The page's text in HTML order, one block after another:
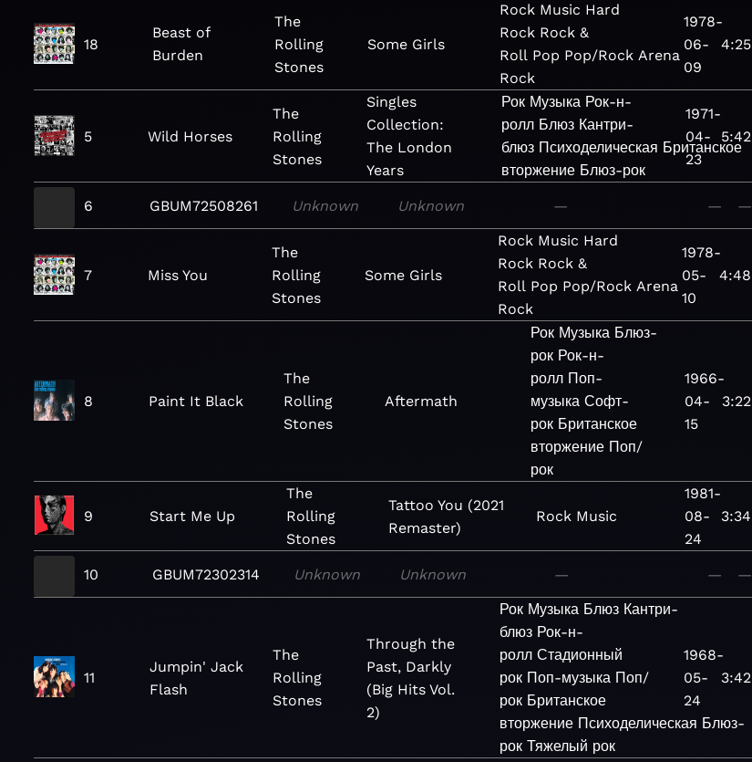
18
Beast of
Burden
The
Rolling
Stones
Some Girls
Rock Music Hard
Rock Rock &
Roll Pop Pop/Rock Arena
Rock
1978-
06-
09
4:25
5 Wild Horses
The
Rolling
Stones
Singles
Collection:
The London
Years
Рок Музыка Рок-н-
ролл Блюз Кантри-
блюз Психоделическая Британское
вторжение Блюз-рок
1971-
04-
23
5:42
6 GBUM72508261 Unknown Unknown — — —
7 Miss You
The
Rolling
Stones
Some Girls
Rock Music Hard
Rock Rock &
Roll Pop Pop/Rock Arena
Rock
1978-
05-
10
4:48
8 Paint It Black
The
Rolling
Stones
Aftermath
Рок Музыка Блюз-
рок Рок-н-
ролл Поп-
музыка Софт-
рок Британское
вторжение Поп/
рок
1966-
04-
15
3:22
9 Start Me Up
The
Rolling
Stones
Tattoo You (2021
Remaster)
Rock Music
1981-
08-
24
3:34
10 GBUM72302314 Unknown Unknown — — —
11
Jumpin' Jack
Flash
The
Rolling
Stones
Through the
Past, Darkly
(Big Hits Vol.
2)
Рок Музыка Блюз Кантри-
блюз Рок-н-
ролл Стадионный
рок Поп-музыка Поп/
рок Британское
вторжение Психоделическая Блюз-
рок Тяжелый рок
1968-
05-
24
3:42